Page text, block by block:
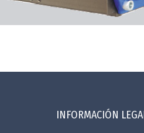
INFORMACIÓN